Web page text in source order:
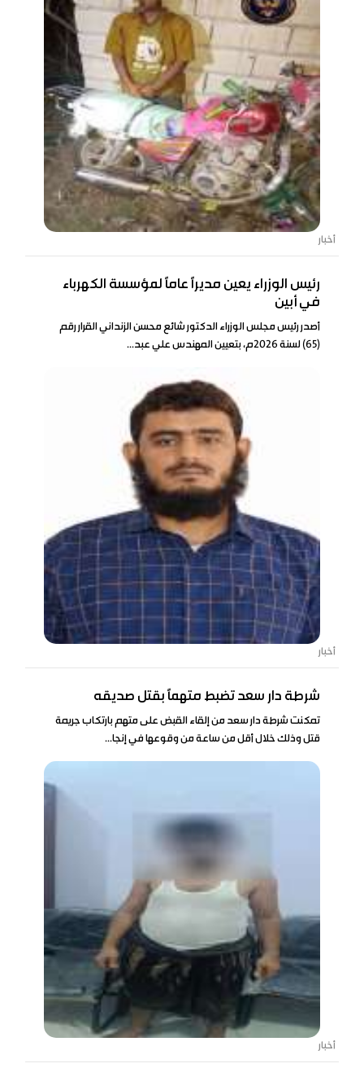
أخبار
رئيس الوزراء يعين مديرًا عامًا لمؤسسة الكهرباء
في أبين
أصدر رئيس مجلس الوزراء الدكتور شائع محسن الزنداني القرار رقم
(65) لسنة 2026م، بتعيين المهندس علي عبد...
أخبار
شرطة دار سعد تضبط متهماً بقتل صديقه
تمكنت شرطة دار سعد من إلقاء القبض على متهم بارتكاب جريمة
قتل وذلك خلال أقل من ساعة من وقوعها في إنجا...
أخبار